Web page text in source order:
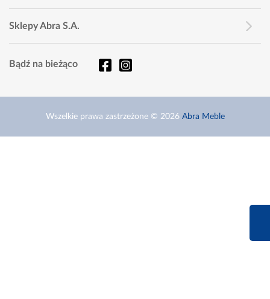
Sklepy Abra S.A.
Bądź na bieżąco
Wszelkie prawa zastrzeżone © 2026 Abra Meble